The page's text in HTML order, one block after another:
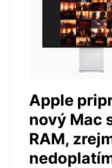
Apple
nový Mac
RAM,